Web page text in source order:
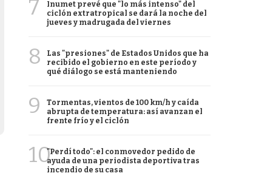
7
Inumet prevé que "lo más intenso" del
ciclón extratropical se dará la noche del
jueves y madrugada del viernes
8
Las "presiones" de Estados Unidos que ha
recibido el gobierno en este período y
qué diálogo se está manteniendo
9
Tormentas, vientos de 100 km/h y caída
abrupta de temperatura: así avanzan el
frente frío y el ciclón
10"Perdí todo": el conmovedor pedido de
ayuda de una periodista deportiva tras
incendio de su casa